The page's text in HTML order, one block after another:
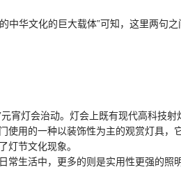
华文化的巨大载体”可知，这里两句
灯会治动。灯会上既有现代高科技射
的一种以装饰性为主的观赏灯具，
节文化现象。
活中，更多的则是实用性更强的照